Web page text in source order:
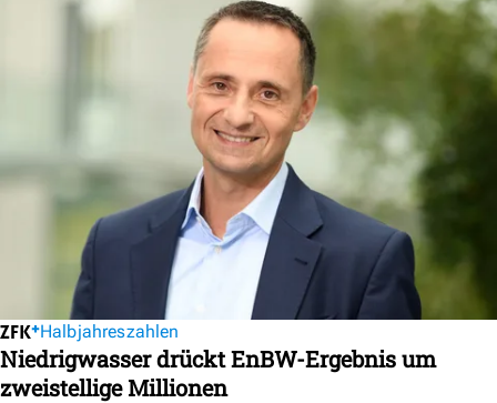
Halbjahreszahlen
Niedrigwasser drückt EnBW-Ergebnis um
zweistellige Millionen